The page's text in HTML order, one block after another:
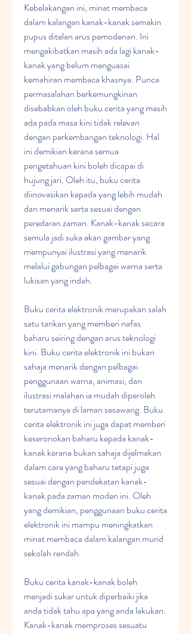
Kebelakangan ini, minat membaca
dalam kalangan kanak-kanak semakin
pupus ditelan arus pemodenan. Ini
mengakibatkan masih ada lagi kanak-
kanak yang belum menguasai
kemahiran membaca khasnya. Punca
permasalahan berkemungkinan
disebabkan oleh buku cerita yang masih
ada pada masa kini tidak relevan
dengan perkembangan teknologi. Hal
ini demikian kerana semua
pengetahuan kini boleh dicapai di
hujung jari. Oleh itu, buku cerita
diinovasikan kepada yang lebih mudah
dan menarik serta sesuai dengan
peredaran zaman. Kanak-kanak secara
semula jadi suka akan gambar yang
mempunyai ilustrasi yang menarik
melalui gabungan pelbagai warna serta
lukisan yang indah.
Buku cerita elektronik merupakan salah
satu tarikan yang memberi nafas
baharu seiring dengan arus teknologi
kini. Buku cerita elektronik ini bukan
sahaja menarik dengan pelbagai
penggunaan warna, animasi, dan
ilustrasi malahan ia mudah diperoleh
terutamanya di laman sesawang. Buku
cerita elektronik ini juga dapat memberi
keseronokan baharu kepada kanak-
kanak kerana bukan sahaja dijelmakan
dalam cara yang baharu tetapi juga
sesuai dengan pendekatan kanak-
kanak pada zaman moden ini. Oleh
yang demikian, penggunaan buku cerita
elektronik ini mampu meningkatkan
minat membaca dalam kalangan murid
sekolah rendah.
Buku cerita kanak-kanak boleh
menjadi sukar untuk diperbaiki jika
anda tidak tahu apa yang anda lakukan.
Kanak-kanak memproses sesuatu